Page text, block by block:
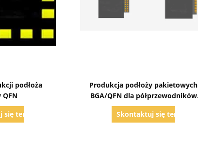
podłoża
teraz
Produkcja podłoży pakietowych
BGA/QFN dla półprzewodników
branży IoT
Skontaktuj się teraz